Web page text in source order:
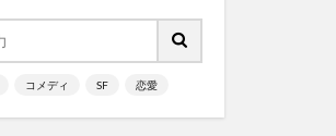
コメディ SF 恋愛